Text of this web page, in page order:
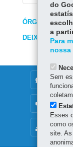
ÓRGÃO
DEIXE SUA
MAPA DO
do
a
Para
nossa
Sem
Esses
como
site.